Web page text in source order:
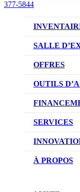
377-5844
SALLE
OFFRES
OUTILS
NOTRE
SERVICES
NOTRE
À PROPOS